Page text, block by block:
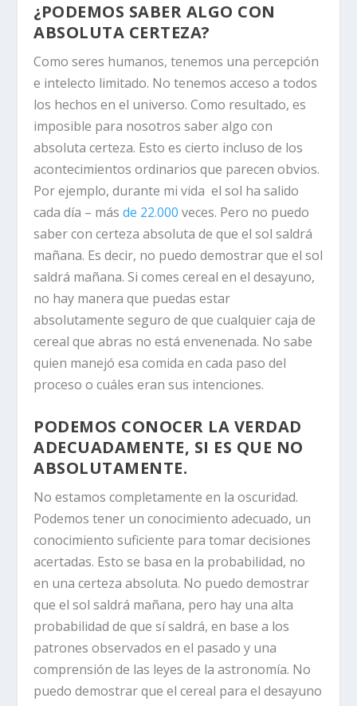
¿PODEMOS SABER ALGO CON
ABSOLUTA CERTEZA?
Como seres humanos, tenemos una percepción
e intelecto limitado. No tenemos acceso a todos
los hechos en el universo. Como resultado, es
imposible para nosotros saber algo con
absoluta certeza. Esto es cierto incluso de los
acontecimientos ordinarios que parecen obvios.
Por ejemplo, durante mi vida el sol ha salido
cada día – másde 22.000 veces. Pero no puedo
saber con certeza absoluta de que el sol saldrá
mañana. Es decir, no puedo demostrar que el sol
saldrá mañana. Si comes cereal en el desayuno,
no hay manera que puedas estar
absolutamente seguro de que cualquier caja de
cereal que abras no está envenenada. No sabe
quien manejó esa comida en cada paso del
proceso o cuáles eran sus intenciones.
PODEMOS CONOCER LA VERDAD
ADECUADAMENTE, SI ES QUE NO
ABSOLUTAMENTE.
No estamos completamente en la oscuridad.
Podemos tener un conocimiento adecuado, un
conocimiento suficiente para tomar decisiones
acertadas. Esto se basa en la probabilidad, no
en una certeza absoluta. No puedo demostrar
que el sol saldrá mañana, pero hay una alta
probabilidad de que sí saldrá, en base a los
patrones observados en el pasado y una
comprensión de las leyes de la astronomía. No
puedo demostrar que el cereal para el desayuno